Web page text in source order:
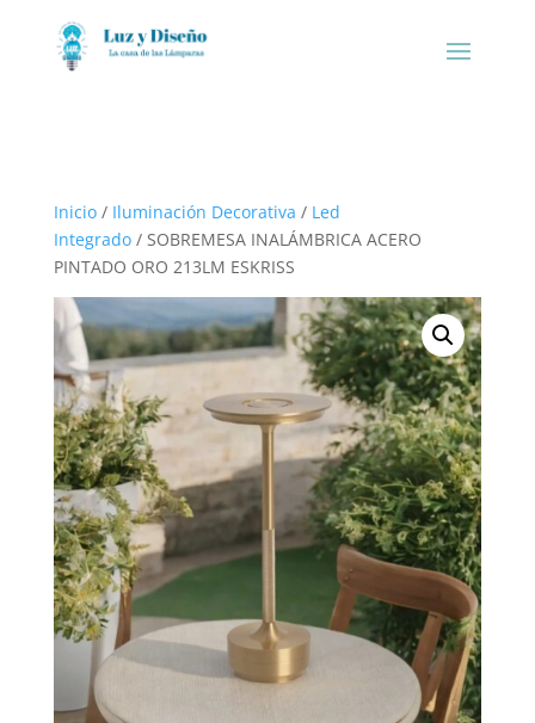
Inicio/ Iluminación Decorativa / Led
Integrado/ SOBREMESA INALÁMBRICA ACERO
PINTADO ORO 213LM ESKRISS